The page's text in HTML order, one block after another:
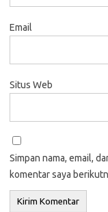
Email
Situs Web
Simpan nama, email,
komentar saya